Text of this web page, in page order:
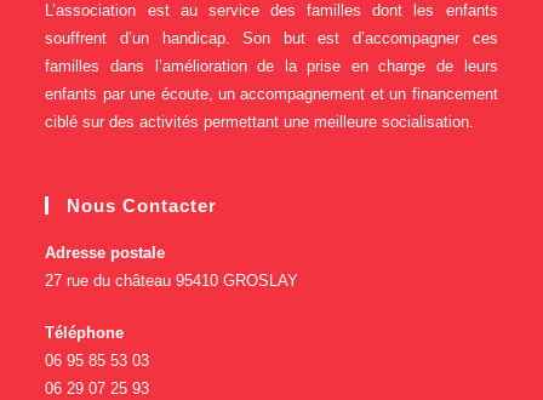
L’association est au service des familles dont les enfants
souffrent d’un handicap. Son but est d’accompagner ces
familles dans l’amélioration de la prise en charge de leurs
enfants par une écoute, un accompagnement et un financement
ciblé sur des activités permettant une meilleure socialisation.
Nous Contacter
Adresse postale
27 rue du château 95410 GROSLAY
Téléphone
06 95 85 53 03
06 29 07 25 93